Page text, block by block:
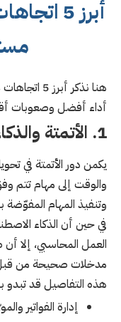
أبرز 5
هنا نذكر
أداء أفضل وصعوبات
1. الأتمتة والذكاء الاصطناعي في المحاسبة
يكمن دور الأتمتة في
والوقت إلى مهام تتم
وتنفيذ المهام
في حين أن الذكاء
العمل المحاسبي، إلا
مدخلات صحيحة من
هذه التفاصيل قد تبدو
إدارة الفواتير